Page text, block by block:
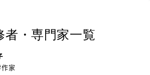
者・専門家一覧
家